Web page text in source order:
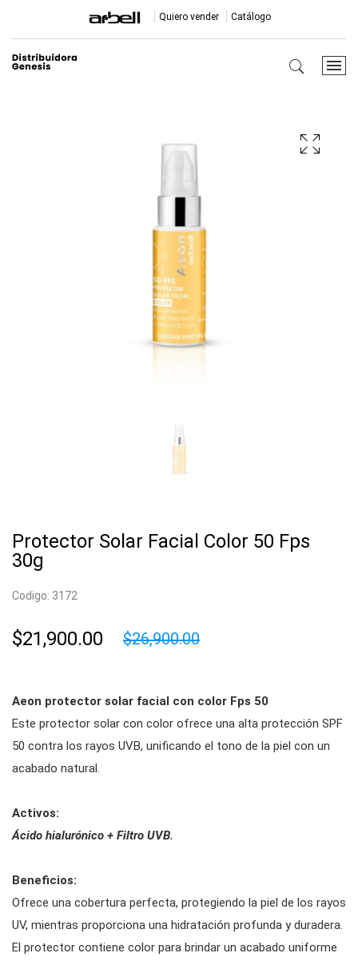
Quiero vender Catálogo
Protector Solar Facial Color 50 Fps
30g
Codigo: 3172
$21,900.00 $26,900.00
Aeon protector solar facial con color Fps 50
Este protector solar con color ofrece una alta protección SPF
50 contra los rayos UVB, unificando el tono de la piel con un
acabado natural.
Activos:
Ácido hialurónico + Filtro UVB.
Beneficios:
Ofrece una cobertura perfecta, protegiendo la piel de los rayos
UV, mientras proporciona una hidratación profunda y duradera.
El protector contiene color para brindar un acabado uniforme